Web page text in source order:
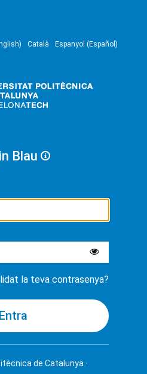
Català Espanyol (Español)
Blau
la teva contrasenya?
de Catalunya ·